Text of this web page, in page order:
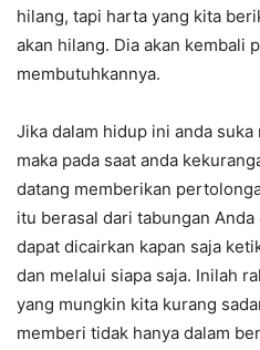
hilang, tapi harta yang kita
akan hilang. Dia akan kembali
membutuhkannya.
Jika dalam hidup ini anda
maka pada saat anda
datang memberikan
itu berasal dari tabungan
dapat dicairkan kapan saja
dan melalui siapa saja. Inilah
yang mungkin kita kurang
memberi tidak hanya dalam